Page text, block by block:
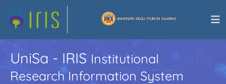
UniSa - IRISInstitutional
Research Information System